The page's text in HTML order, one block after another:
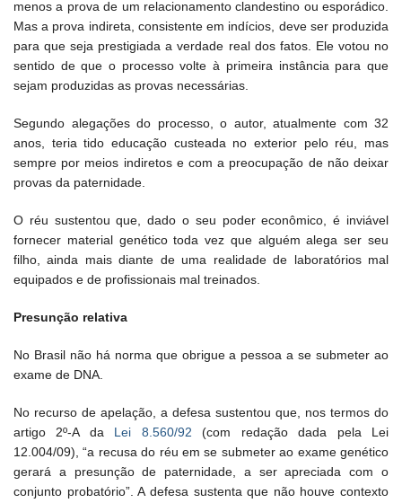
menos a prova de um relacionamento clandestino ou esporádico.
Mas a prova indireta, consistente em indícios, deve ser produzida
para que seja prestigiada a verdade real dos fatos. Ele votou no
sentido de que o processo volte à primeira instância para que
sejam produzidas as provas necessárias.
Segundo alegações do processo, o autor, atualmente com 32
anos, teria tido educação custeada no exterior pelo réu, mas
sempre por meios indiretos e com a preocupação de não deixar
provas da paternidade.
O réu sustentou que, dado o seu poder econômico, é inviável
fornecer material genético toda vez que alguém alega ser seu
filho, ainda mais diante de uma realidade de laboratórios mal
equipados e de profissionais mal treinados.
Presunção relativa
No Brasil não há norma que obrigue a pessoa a se submeter ao
exame de DNA.
No recurso de apelação, a defesa sustentou que, nos termos do
artigo 2º-A da Lei 8.560/92 (com redação dada pela Lei
12.004/09), “a recusa do réu em se submeter ao exame genético
gerará a presunção de paternidade, a ser apreciada com o
conjunto probatório”. A defesa sustenta que não houve contexto